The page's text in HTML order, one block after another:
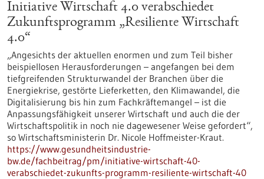
Initiative Wirtschaft 4.0 verabschiedet
Zukunfts­programm „Resiliente Wirtschaft
4.0“
„Angesichts der aktuellen enormen und zum Teil bisher
beispiellosen Herausforderungen – angefangen bei dem
tiefgreifenden Strukturwandel der Branchen über die
Energiekrise, gestörte Lieferketten, den Klimawandel, die
Digitalisierung bis hin zum Fachkräftemangel – ist die
Anpassungsfähigkeit unserer Wirtschaft und auch die der
Wirtschaftspolitik in noch nie dagewesener Weise gefordert“,
so Wirtschaftsministerin Dr. Nicole Hoffmeister-Kraut.
https://www.gesundheitsindustrie-
bw.de/fachbeitrag/pm/initiative-wirtschaft-40-
verabschiedet-zukunfts-programm-resiliente-wirtschaft-40